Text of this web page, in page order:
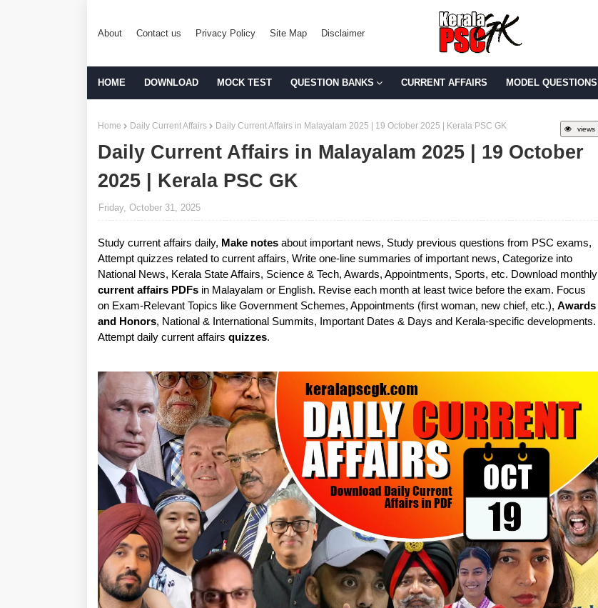
About Contact us Privacy Policy Site Map Disclaimer
HOME DOWNLOAD MOCK TEST QUESTION BANKS CURRENT AFFAIRS MODEL QUESTIONS
views
Home Daily Current Affairs Daily Current Affairs in Malayalam 2025 | 19 October 2025 | Kerala PSC GK
Daily Current Affairs in Malayalam 2025 | 19 October
2025 | Kerala PSC GK
Friday, October 31, 2025
Study current affairs daily, Make notes about important news, Study previous questions from PSC exams,
Attempt quizzes related to current affairs, Write one-line summaries of important news, Categorize into
National News, Kerala State Affairs, Science & Tech, Awards, Appointments, Sports, etc. Download monthly
current affairs PDFs in Malayalam or English. Revise each month at least twice before the exam. Focus
on Exam-Relevant Topics like Government Schemes, Appointments (first woman, new chief, etc.), Awards
and Honors, National & International Summits, Important Dates & Days and Kerala-specific developments.
Attempt daily current affairs quizzes.